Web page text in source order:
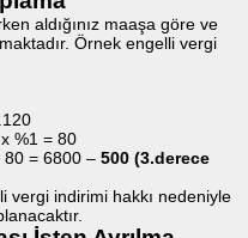
aldığınız maaşa göre ve
Örnek engelli vergi
%1 = 80
80 = 6800 – 500 (3.derece
vergi indirimi hakkı nedeniyle